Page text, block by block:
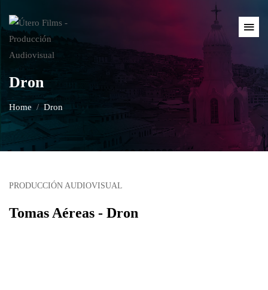
Dron
Home Dron
PRODUCCIÓN AUDIOVISUAL
Tomas Aéreas - Dron